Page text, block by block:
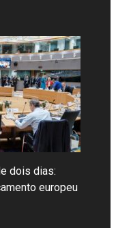
dois dias:
europeu